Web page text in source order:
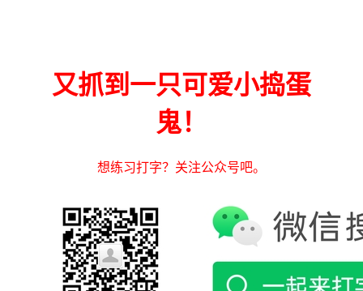
又抓到一只可爱小捣蛋
鬼！
想练习打字？关注公众号吧。